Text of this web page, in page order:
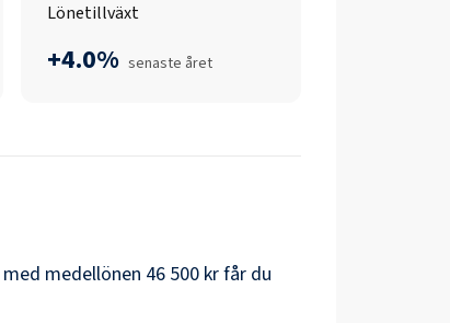
Lönetillväxt
+4.0% senaste året
med medellönen 46 500 krfår du